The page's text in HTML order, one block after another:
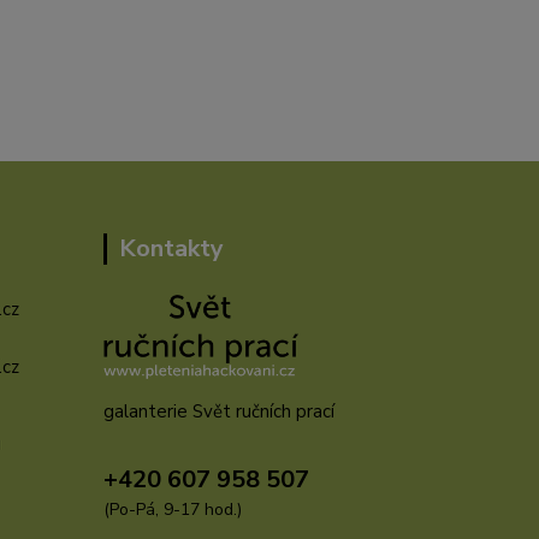
Kontakty
galanterie Svět ručních prací
+420 607 958 507
(Po-Pá, 9-17 hod.)